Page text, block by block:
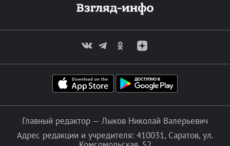
Главный редактор — Лыков Николай Валерьевич
Адрес редакции и учредителя: 410031, Саратов, ул.